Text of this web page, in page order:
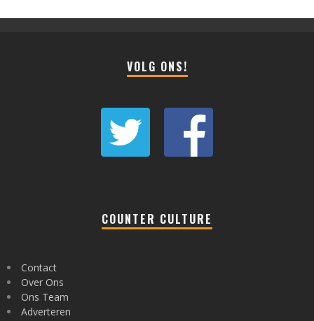
VOLG ONS!
COUNTER CULTURE
Contact
Over Ons
Ons Team
Adverteren